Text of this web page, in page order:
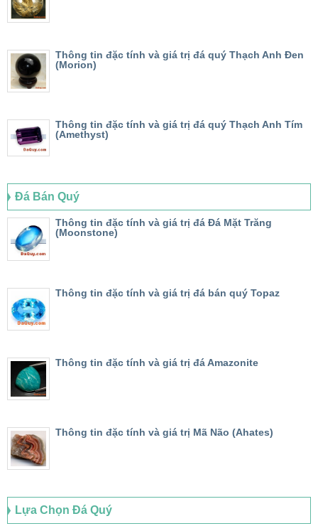
Thông tin đặc tính và giá trị đá quý Thạch Anh Đen
(Morion)
Thông tin đặc tính và giá trị đá quý Thạch Anh Tím
(Amethyst)
Đá Bán Quý
Thông tin đặc tính và giá trị đá Đá Mặt Trăng
(Moonstone)
Thông tin đặc tính và giá trị đá bán quý Topaz
Thông tin đặc tính và giá trị đá Amazonite
Thông tin đặc tính và giá trị Mã Não (Ahates)
Lựa Chọn Đá Quý